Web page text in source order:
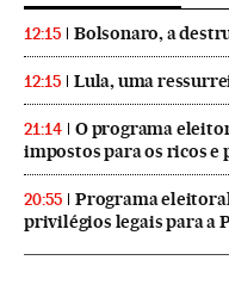
12:15 Bolsonaro, a
12:15 Lula, uma
21:14
O programa
impostos para os ricos e
20:55
Programa
privilégios legais para a